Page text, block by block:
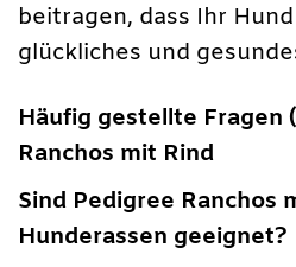
beitragen, dass Ihr
glückliches und
Häufig gestellte Fragen
Ranchos mit Rind
Sind Pedigree Ranchos
Hunderassen geeignet?